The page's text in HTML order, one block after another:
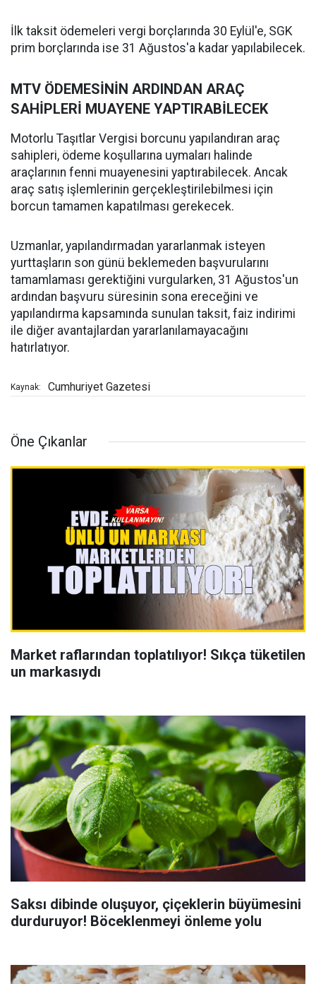
İlk taksit ödemeleri vergi borçlarında 30 Eylül'e, SGK
prim borçlarında ise 31 Ağustos'a kadar yapılabilecek.
MTV ÖDEMESİNİN ARDINDAN ARAÇ
SAHİPLERİ MUAYENE YAPTIRABİLECEK
Motorlu Taşıtlar Vergisi borcunu yapılandıran araç
sahipleri, ödeme koşullarına uymaları halinde
araçlarının fenni muayenesini yaptırabilecek. Ancak
araç satış işlemlerinin gerçekleştirilebilmesi için
borcun tamamen kapatılması gerekecek.
Uzmanlar, yapılandırmadan yararlanmak isteyen
yurttaşların son günü beklemeden başvurularını
tamamlaması gerektiğini vurgularken, 31 Ağustos'un
ardından başvuru süresinin sona ereceğini ve
yapılandırma kapsamında sunulan taksit, faiz indirimi
ile diğer avantajlardan yararlanılamayacağını
hatırlatıyor.
Kaynak: Cumhuriyet Gazetesi
Öne Çıkanlar
Market raflarından toplatılıyor! Sıkça tüketilen
un markasıydı
Saksı dibinde oluşuyor, çiçeklerin büyümesini
durduruyor! Böceklenmeyi önleme yolu